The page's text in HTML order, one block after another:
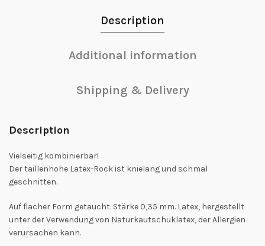
Description
Additional information
Shipping & Delivery
Description
Vielseitig kombinierbar!
Der taillenhohe Latex-Rock ist knielang und schmal
geschnitten.
Auf flacher Form getaucht. Stärke 0,35 mm. Latex, hergestellt
unter der Verwendung von Naturkautschuklatex, der Allergien
verursachen kann.